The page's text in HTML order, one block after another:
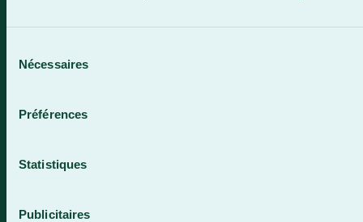
Nécessaires
Préférences
Statistiques
Publicitaires